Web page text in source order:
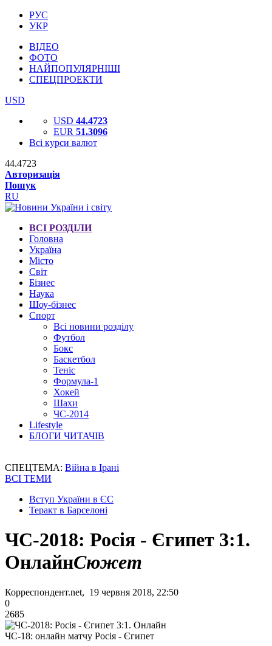
РУС
УКР
ВІДЕО
ФОТО
НАЙПОПУЛЯРНІШІ
СПЕЦПРОЕКТИ
USD
USD 44.4723
EUR 51.3096
Всі курси валют
44.4723
Авторизація
Пошук
RU
ВСІ РОЗДІЛИ
Головна
Україна
Місто
Світ
Бізнес
Наука
Шоу-бізнес
Спорт
Всі новини розділу
Футбол
Бокс
Баскетбол
Теніс
Формула-1
Хокей
Шахи
ЧС-2014
Lifestyle
БЛОГИ ЧИТАЧІВ
СПЕЦТЕМА: Війна в Ірані
ВСІ ТЕМИ
Вступ України в ЄС
Теракт в Барселоні
ЧС-2018: Росія - Єгипет 3:1.
ОнлайнСюжет
Корреспондент.net, 19 червня 2018, 22:50
0
2685
ЧС-18: онлайн матчу Росія - Єгипет